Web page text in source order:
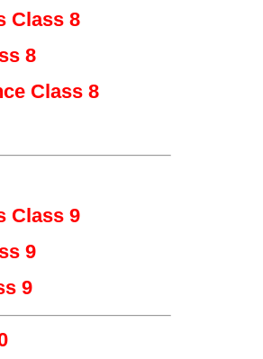
Class 8
8
Class 8
Class 9
9
9